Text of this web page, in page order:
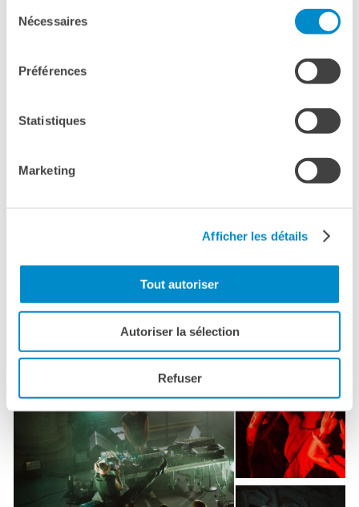
Nécessaires
Préférences
Statistiques
Marketing
Afficher les détails
Tout autoriser
Autoriser la sélection
Refuser
KOMPROMAT (LIVE)